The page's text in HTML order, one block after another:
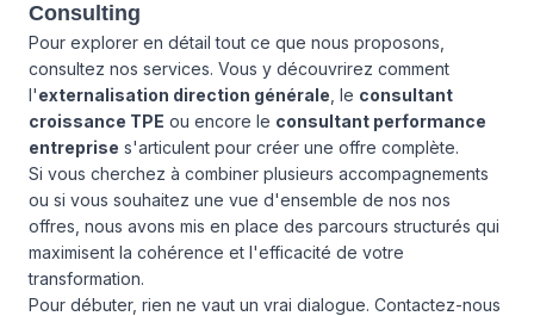
Consulting
Pour explorer en détail tout ce que nous proposons,
consultez nos services. Vous y découvrirez comment
l'externalisation direction générale , le consultant
croissance TPE ou encore le consultant performance
entreprise s'articulent pour créer une offre complète.
Si vous cherchez à combiner plusieurs accompagnements
ou si vous souhaitez une vue d'ensemble de nos nos
offres , nous avons mis en place des parcours structurés qui
maximisent la cohérence et l'efficacité de votre
transformation.
Pour débuter, rien ne vaut un vrai dialogue. Contactez-nous